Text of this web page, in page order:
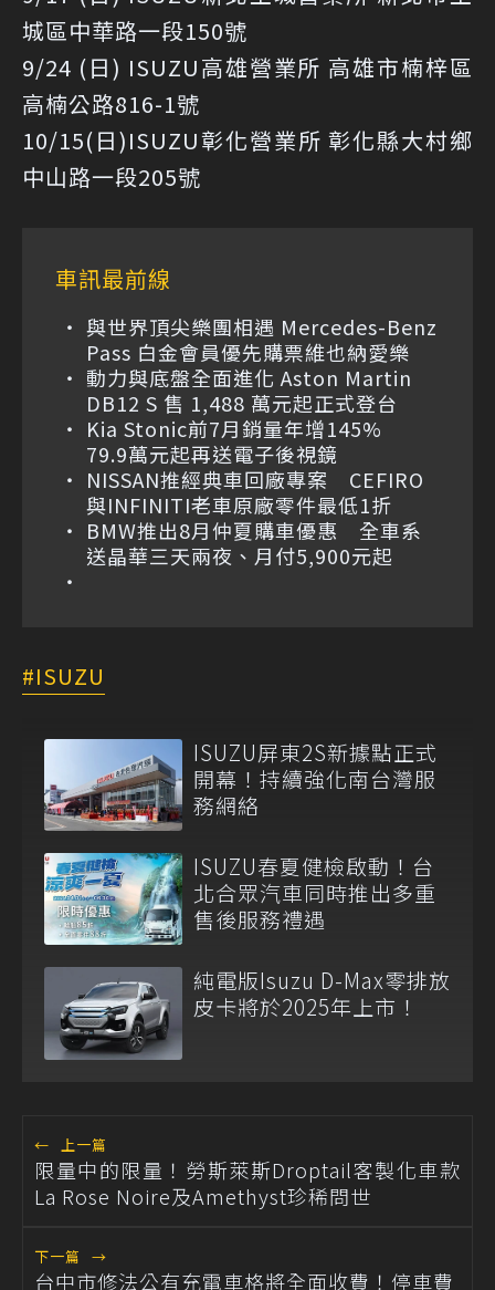
城區中華路一段150號
9/24 (日) ISUZU高雄營業所 高雄市楠梓區
高楠公路816-1號
10/15(日)ISUZU彰化營業所 彰化縣大村鄉
中山路一段205號
車訊最前線
與世界頂尖樂團相遇 Mercedes-Benz
Pass 白金會員優先購票維也納愛樂
動力與底盤全面進化 Aston Martin
DB12 S 售 1,488 萬元起正式登台
Kia Stonic前7月銷量年增145%
79.9萬元起再送電子後視鏡
NISSAN推經典車回廠專案 CEFIRO
與INFINITI老車原廠零件最低1折
BMW推出8月仲夏購車優惠 全車系
送晶華三天兩夜、月付5,900元起
ISUZU
ISUZU屏東2S新據點正式
開幕！持續強化南台灣服
務網絡
ISUZU春夏健檢啟動！台
北合眾汽車同時推出多重
售後服務禮遇
純電版Isuzu D-Max零排放
皮卡將於2025年上市！
← 上一篇
限量中的限量！勞斯萊斯Droptail客製化車款
La Rose Noire及Amethyst珍稀問世
下一篇 →
台中市修法公有充電車格將全面收費！停車費